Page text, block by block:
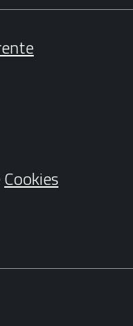
Cookies